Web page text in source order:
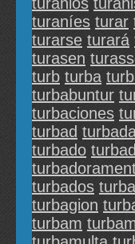
turaníes turar
turarse turará
turasen
turb turba
turbabuntur
turbaciones
turbad
turbado
turbados
turbagion
turbam